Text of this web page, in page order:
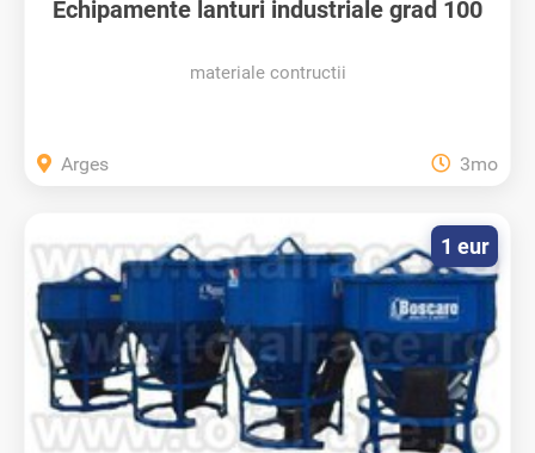
Echipamente lanturi industriale grad 100
materiale contructii
Arges 3mo
1 eur